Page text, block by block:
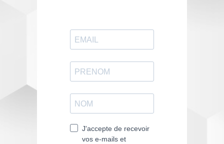
large panel deformations
ENTREZ EN CONTACT
AVEC EMANCIPE